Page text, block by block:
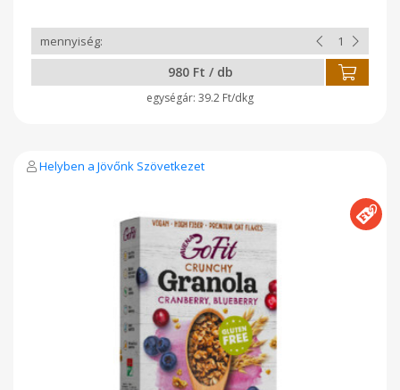
termesztésen és a gyártási folyamaton keresztül a
csomagolásig - szigorúan ellenőrzött körülmények között
készülnek. A keresztszennyeződések megakadályozására
speciális technológiát alkalmazunk. Az alapanyagot és a
késztermékeket saját és külső akkreditált laboratóriumban
folyamatosan vizsgáljuk és ellenőrizzük
útmutató: száraz, hűvös helyen tartandó. Minőség megőrzési
idő: a gyártástól számított 12 hónap. Gyártó: GOF Hungary Kft.
980 Ft / db
39.2 Ft/dkg
Helyben a Jövőnk Szövetkezet